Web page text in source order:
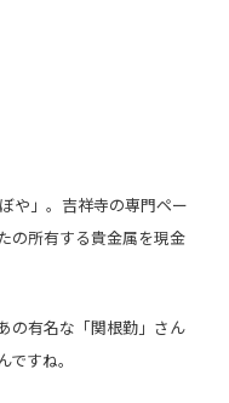
や」。吉祥寺の専門ペー
の所有する貴金属を現金
の有名な「関根勤」さん
すね。